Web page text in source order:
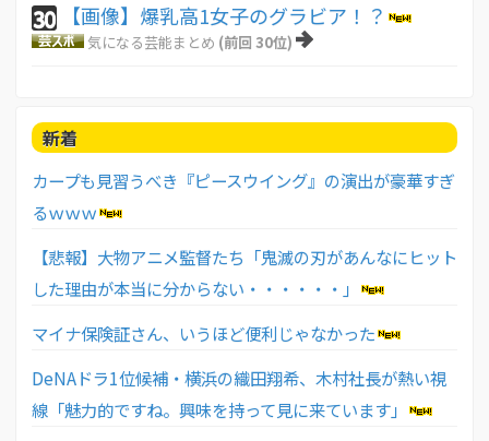
30 【画像】爆乳高1女子のグラビア！？
気になる芸能まとめ (前回 30位)
新着
カープも見習うべき『ピースウイング』の演出が豪華すぎ
るｗｗｗ
【悲報】大物アニメ監督たち「鬼滅の刃があんなにヒット
した理由が本当に分からない・・・・・・」
マイナ保険証さん、いうほど便利じゃなかった
DeNAドラ1位候補・横浜の織田翔希、木村社長が熱い視
線「魅力的ですね。興味を持って見に来ています」